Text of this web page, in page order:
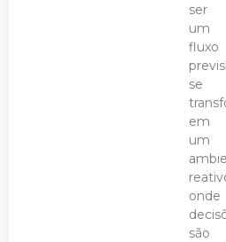
ser
um
fluxo
se
em
um
onde
são